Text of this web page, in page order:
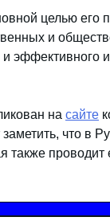
целью его
и
эффективного
на сайте
заметить, что в
также